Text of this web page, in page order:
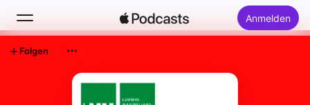
Anmelden
Folgen